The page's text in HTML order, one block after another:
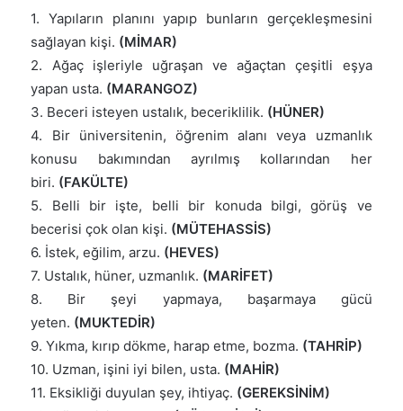
1. Yapıların planını yapıp bunların gerçekleşmesini
sağlayan kişi. (MİMAR)
2. Ağaç işleriyle uğraşan ve ağaçtan çeşitli eşya
yapan usta. (MARANGOZ)
3. Beceri isteyen ustalık, beceriklilik. (HÜNER)
4. Bir üniversitenin, öğrenim alanı veya uzmanlık
konusu bakımından ayrılmış kollarından her
biri. (FAKÜLTE)
5. Belli bir işte, belli bir konuda bilgi, görüş ve
becerisi çok olan kişi. (MÜTEHASSİS)
6. İstek, eğilim, arzu. (HEVES)
7. Ustalık, hüner, uzmanlık. (MARİFET)
8. Bir şeyi yapmaya, başarmaya gücü
yeten. (MUKTEDİR)
9. Yıkma, kırıp dökme, harap etme, bozma. (TAHRİP)
10. Uzman, işini iyi bilen, usta. (MAHİR)
11. Eksikliği duyulan şey, ihtiyaç. (GEREKSİNİM)